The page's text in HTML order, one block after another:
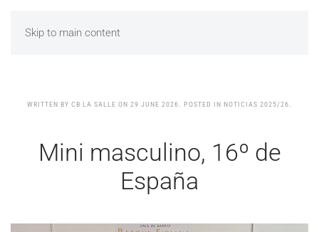
Skip to main content
WRITTEN BY CB LA SALLE ON 29 JUNE 2026 . POSTED IN NOTICIAS 2025/26.
Mini masculino, 16º de
España